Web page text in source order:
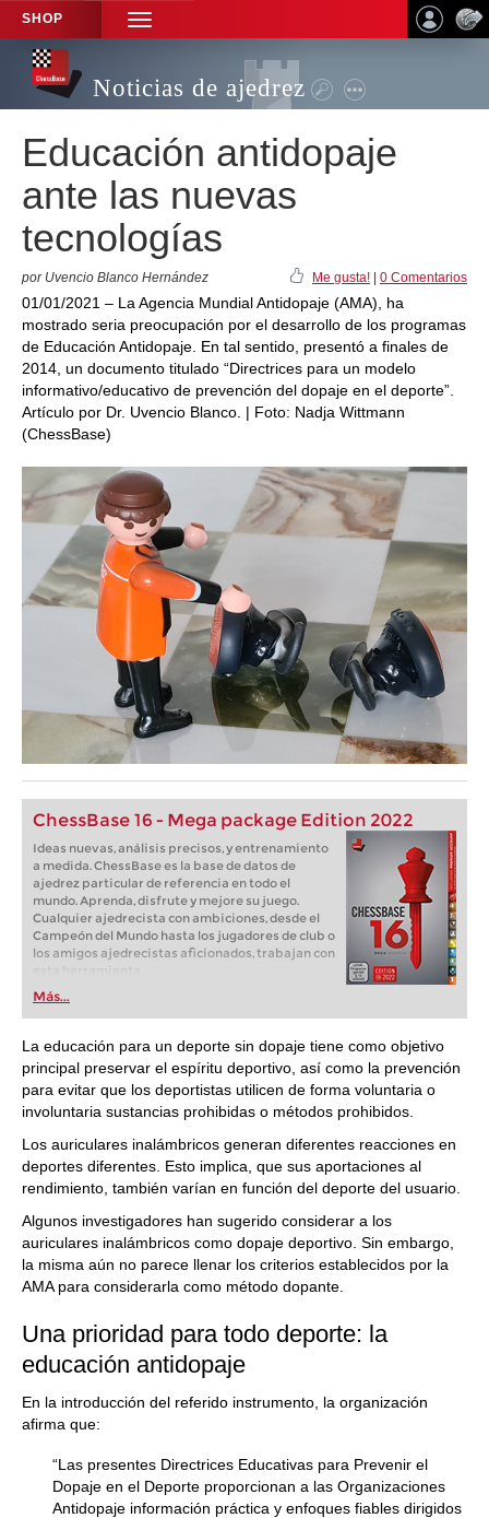
SHOP
TOGGLE
NAVIGATION
Noticias de ajedrez
Educación antidopaje
ante las nuevas
tecnologías
por Uvencio Blanco Hernández Me gusta! 0 Comentarios
01/01/2021 – La Agencia Mundial Antidopaje (AMA), ha
mostrado seria preocupación por el desarrollo de los programas
de Educación Antidopaje. En tal sentido, presentó a finales de
2014, un documento titulado “Directrices para un modelo
informativo/educativo de prevención del dopaje en el deporte”.
Artículo por Dr. Uvencio Blanco. | Foto: Nadja Wittmann
(ChessBase)
ChessBase 16 - Mega package Edition 2022
Ideas nuevas, análisis precisos, y entrenamiento
a medida. ChessBase es la base de datos de
ajedrez particular de referencia en todo el
mundo. Aprenda, disfrute y mejore su juego.
Cualquier ajedrecista con ambiciones, desde el
Campeón del Mundo hasta los jugadores de club o
los amigos ajedrecistas aficionados, trabajan con
Más...
La educación para un deporte sin dopaje tiene como objetivo
principal preservar el espíritu deportivo, así como la prevención
para evitar que los deportistas utilicen de forma voluntaria o
involuntaria sustancias prohibidas o métodos prohibidos.
Los auriculares inalámbricos generan diferentes reacciones en
deportes diferentes. Esto implica, que sus aportaciones al
rendimiento, también varían en función del deporte del usuario.
Algunos investigadores han sugerido considerar a los
auriculares inalámbricos como dopaje deportivo. Sin embargo,
la misma aún no parece llenar los criterios establecidos por la
AMA para considerarla como método dopante.
Una prioridad para todo deporte: la
educación antidopaje
En la introducción del referido instrumento, la organización
afirma que:
“Las presentes Directrices Educativas para Prevenir el
Dopaje en el Deporte proporcionan a las Organizaciones
Antidopaje información práctica y enfoques fiables dirigidos